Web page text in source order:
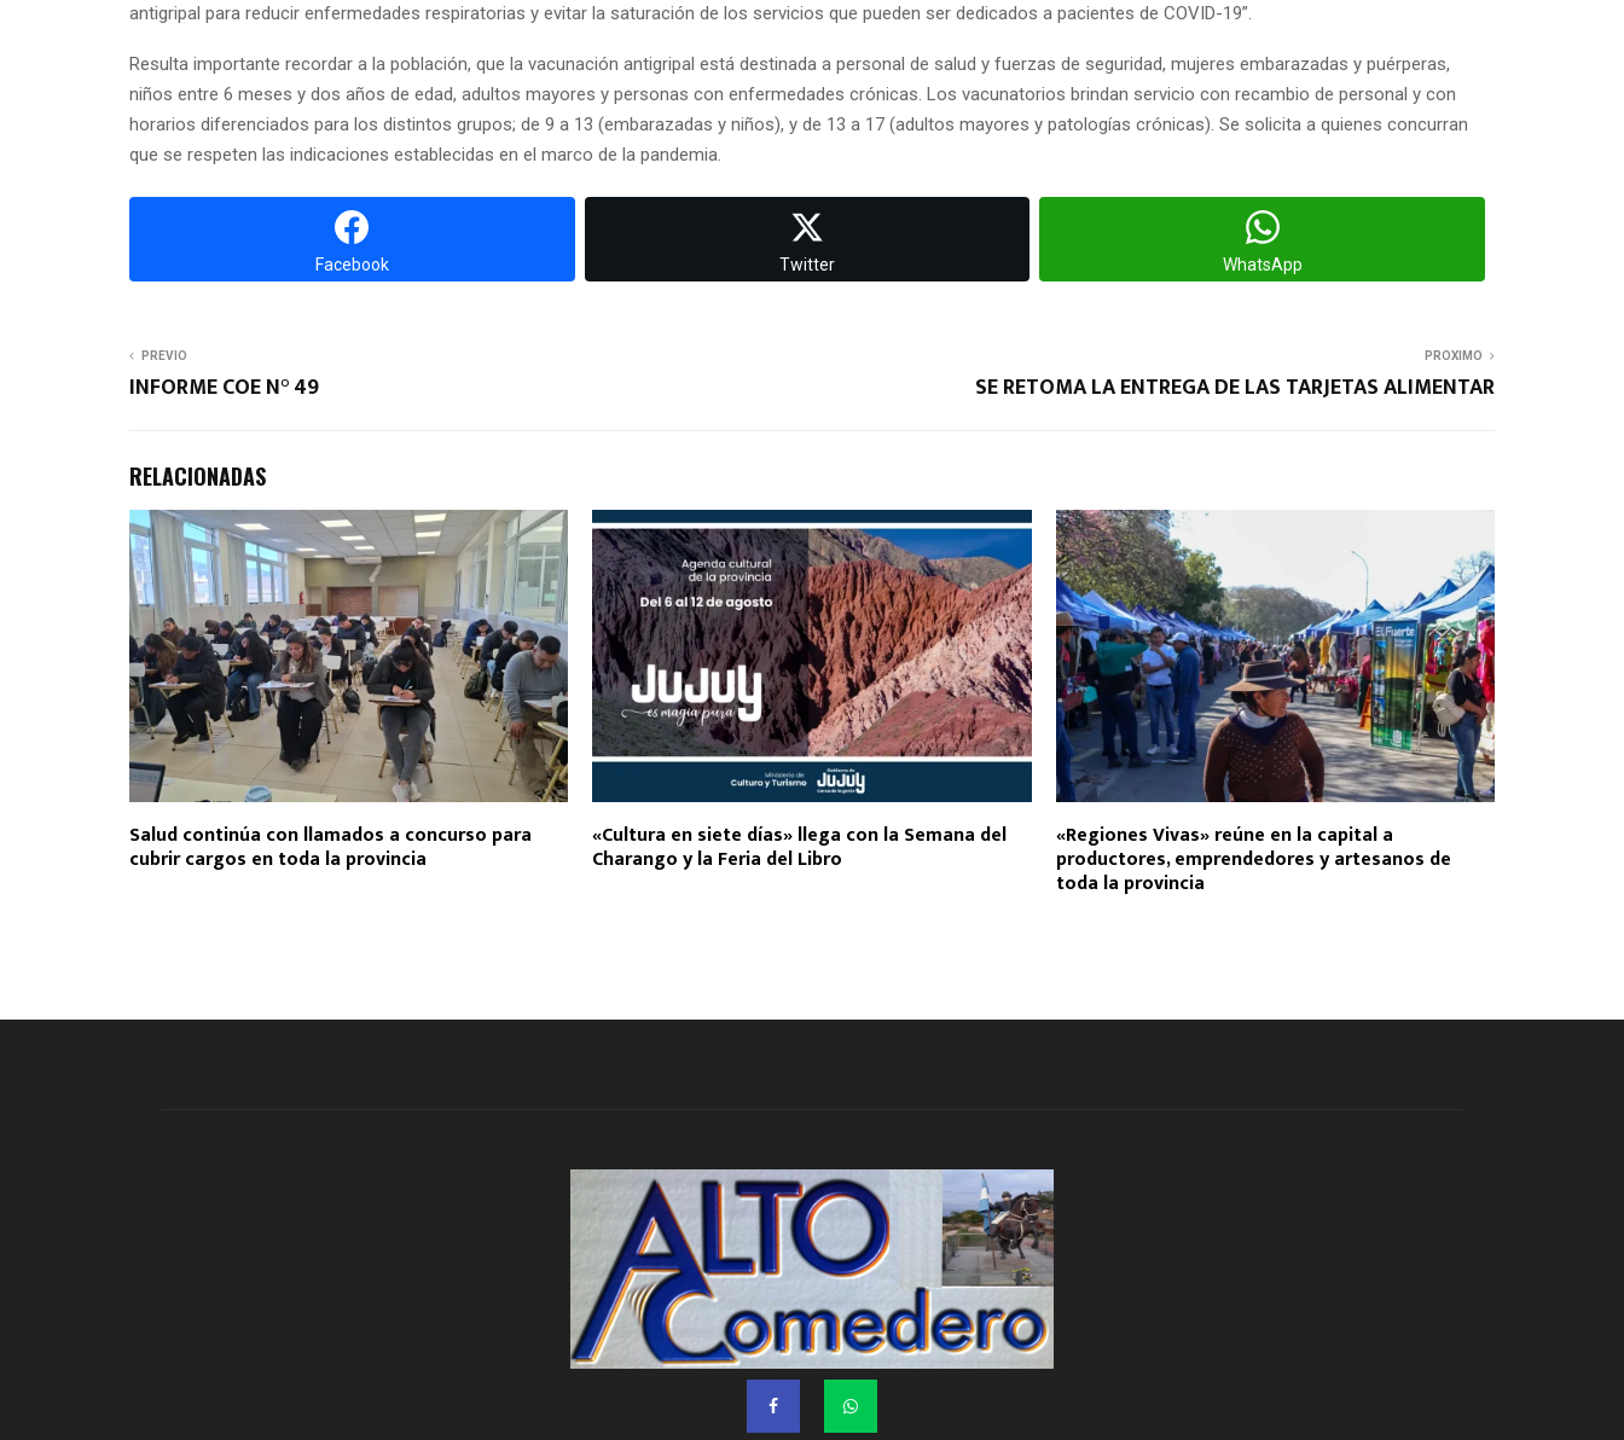
antigripal para reducir enfermedades respiratorias y evitar la saturación de los servicios que pueden ser dedicados a pacientes de COVID-19”.
Resulta importante recordar a la población, que la vacunación antigripal está destinada a personal de salud y fuerzas de seguridad, mujeres embarazadas y puérperas,
niños entre 6 meses y dos años de edad, adultos mayores y personas con enfermedades crónicas. Los vacunatorios brindan servicio con recambio de personal y con
horarios diferenciados para los distintos grupos; de 9 a 13 (embarazadas y niños), y de 13 a 17 (adultos mayores y patologías crónicas). Se solicita a quienes concurran
que se respeten las indicaciones establecidas en el marco de la pandemia.
Facebook Twitter WhatsApp
PREVIO
INFORME COE N° 49
PROXIMO
SE RETOMA LA ENTREGA DE LAS TARJETAS ALIMENTAR
RELACIONADAS
Salud continúa con llamados a concurso para
cubrir cargos en toda la provincia
«Cultura en siete días» llega con la Semana del
Charango y la Feria del Libro
«Regiones Vivas» reúne en la capital a
productores, emprendedores y artesanos de
toda la provincia